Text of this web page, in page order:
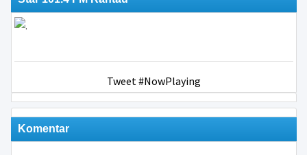
Tweet #NowPlaying
Komentar